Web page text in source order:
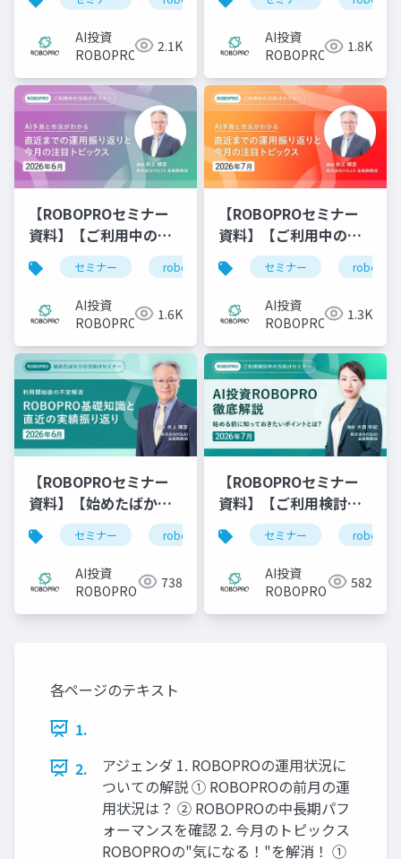
から考えるインフレ時
代の老後資金戦略と
は？～出口から逆算す
る資産形成～
AI投資
ROBOPRO
2.1K
ィングス総取扱資産残
高1兆円突破記念 リス
ク局面でも成長し続け
た理由とは？
ROBOPROが示したAI投
資の強さ
AI投資
ROBOPRO
1.8K
【ROBOPROセミナー
資料】【ご利用中の方
向け】2026年6月 AI予
測と市況がわかる 直
近までの運用振り返り
と今月の注目トピック
ス
セミナー robopro roboproセミナー
AI投資
ROBOPRO
1.6K
【ROBOPROセミナー
資料】【ご利用中の方
向け】2026年7月 AI予
測と市況がわかる 直
近までの運用振り返り
と今月の注目トピック
ス
セミナー robopro
AI投資
ROBOPRO
1.3K
【ROBOPROセミナー
資料】【始めたばかり
の方向け】利用開始後
の不安解消
ROBOPROの基礎知識
と直近の実績振り返り
セミナー robopro roboproセミナー
AI投資
ROBOPRO
738
【ROBOPROセミナー
資料】【ご利用検討中
の方向け】AI投資
ROBOPRO徹底解説～
始める前に知っておき
たいポイントとは？～
セミナー robopro
AI投資
ROBOPRO
582
各ページのテキスト
1.
2.
アジェンダ 1. ROBOPROの運用状況に
ついての解説 ① ROBOPROの前月の運
用状況は？ ② ROBOPROの中長期パフ
ォーマンスを確認 2. 今月のトピックス
ROBOPROの"気になる！"を解消！ ①